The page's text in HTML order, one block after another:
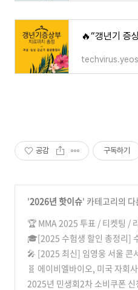
공감 구독하기
'2026년 핫이슈' 카테고리의 다
🏆 MMA 2025 투표 / 티켓팅 /
총정리(The 17th Melon
🎓[2025 수험생 할인 총정리]
써야 할 수험표 혜택 리스트
(0)
🎤 [2025 최신] 임영웅 서울 콘
｜티빙 독점 공개 & 암표 근절
(0)
🧬 에이비엘바이오, 미국 자회사
범… 차세대 이중항체 ADC 신
2025년 민생회2차 소비쿠폰